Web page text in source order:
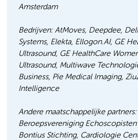
Amsterdam
Bedrijven:AtMoves, Deepdee,
Systems, Elekta, Ellogon.AI, GE
Ultrasound, GE HealthCare
Ultrasound, Multiwave
Business, Pie Medical Imaging,
Intelligence
Andere maatschappelijke partners:
Beroepsvereniging Echoscopisten
Bontius Stichting, Cardiologie